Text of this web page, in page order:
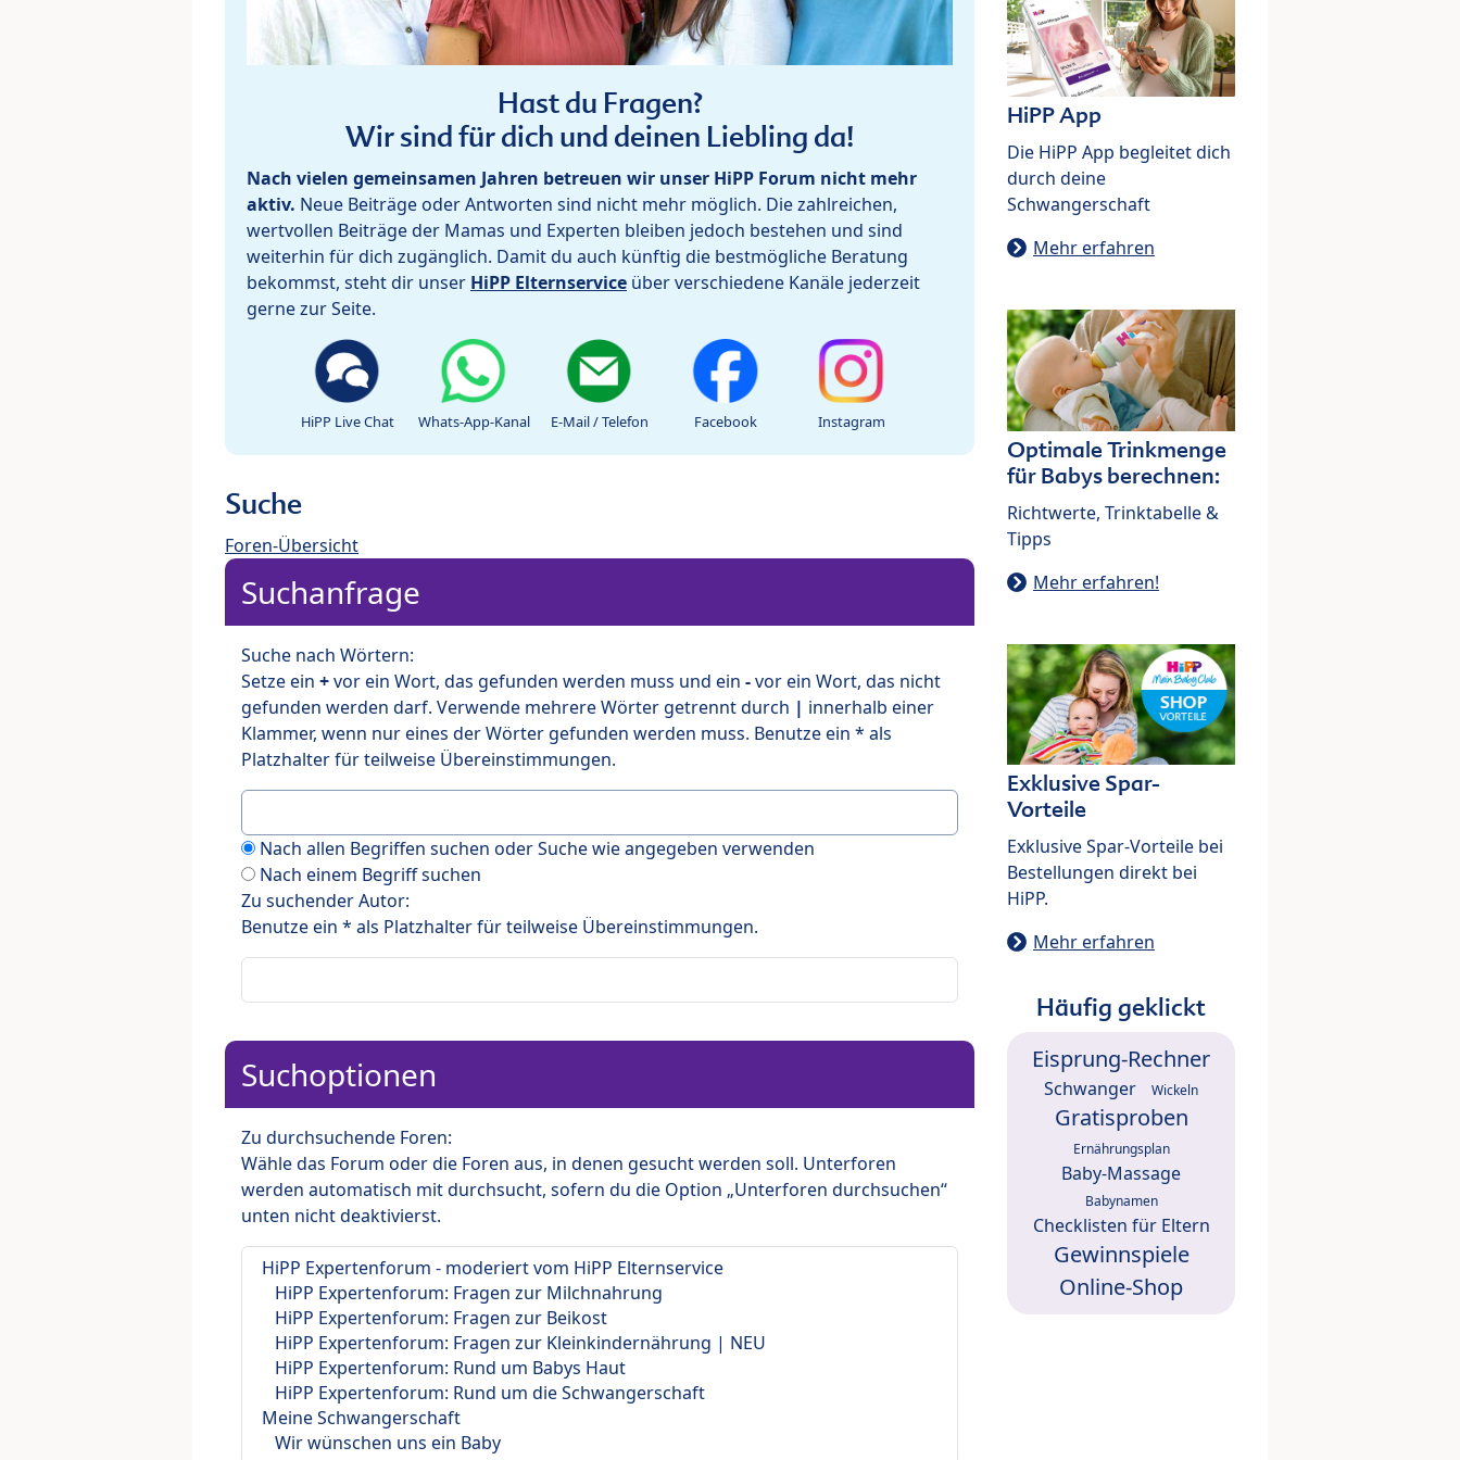
Hast du Fragen?
Wir sind für dich und deinen Liebling da!
Nach vielen gemeinsamen Jahren betreuen wir unser HiPP Forum nicht mehr
aktiv. Neue Beiträge oder Antworten sind nicht mehr möglich. Die zahlreichen,
wertvollen Beiträge der Mamas und Experten bleiben jedoch bestehen und sind
weiterhin für dich zugänglich. Damit du auch künftig die bestmögliche Beratung
bekommst, steht dir unser HiPP Elternservice über verschiedene Kanäle jederzeit
gerne zur Seite.
HiPP Live Chat Whats-App-Kanal E-Mail / Telefon Facebook Instagram
Suche
Foren-Übersicht
Suchanfrage
Suche nach Wörtern:
Setze ein +vor ein Wort, das gefunden werden muss und ein -vor ein Wort, das nicht
gefunden werden darf. Verwende mehrere Wörter getrennt durch | innerhalb einer
Klammer, wenn nur eines der Wörter gefunden werden muss. Benutze ein * als
Platzhalter für teilweise Übereinstimmungen.
Nach allen Begriffen suchen oder Suche wie angegeben verwenden
Nach einem Begriff suchen
Zu suchender Autor:
Benutze ein * als Platzhalter für teilweise Übereinstimmungen.
Suchoptionen
Zu durchsuchende Foren:
Wähle das Forum oder die Foren aus, in denen gesucht werden soll. Unterforen
werden automatisch mit durchsucht, sofern du die Option „Unterforen durchsuchen“
unten nicht deaktivierst.
HiPP App
Die HiPP App begleitet dich
durch deine
Schwangerschaft
Mehr erfahren
Optimale Trinkmenge
für Babys berechnen:
Richtwerte, Trinktabelle &
Tipps
Mehr erfahren!
Exklusive Spar-
Vorteile
Exklusive Spar-Vorteile bei
Bestellungen direkt bei
HiPP.
Mehr erfahren
Häufig geklickt
Eisprung-Rechner
Schwanger Wickeln
Gratisproben
Ernährungsplan
Baby-Massage
Babynamen
Checklisten für Eltern
Gewinnspiele
Online-Shop